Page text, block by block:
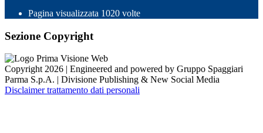
Pagina visualizzata 1020 volte
Sezione Copyright
Copyright 2026 | Engineered and powered by Gruppo Spaggiari
Parma S.p.A. | Divisione Publishing & New Social Media
Disclaimer trattamento dati personali